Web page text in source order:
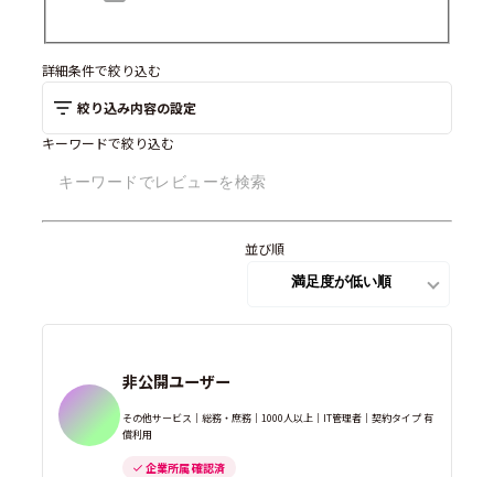
Web接客ツール (2)
Webチャットツール
詳細条件で絞り込む
絞り込み内容の設定
キーワードで絞り込む
並び順
非公開ユーザー
その他サービス｜総務・庶務｜1000人以上｜IT管理者｜契約タイプ 有
償利用
企業所属 確認済